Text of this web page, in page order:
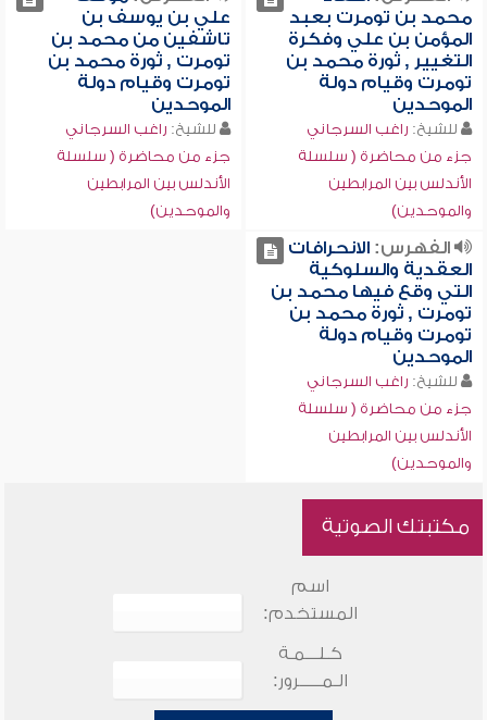
محمد بن تومرت بعبد
المؤمن بن علي وفكرة
التغيير , ثورة محمد بن
تومرت وقيام دولة
الموحدين
للشيخ: راغب السرجاني
جزء من محاضرة ( سلسلة
الأندلس بين المرابطين
والموحدين)
علي بن يوسف بن
تاشفين من محمد بن
تومرت , ثورة محمد بن
تومرت وقيام دولة
الموحدين
للشيخ: راغب السرجاني
جزء من محاضرة ( سلسلة
الأندلس بين المرابطين
والموحدين)
الفهرس:الانحرافات
العقدية والسلوكية
التي وقع فيها محمد بن
تومرت , ثورة محمد بن
تومرت وقيام دولة
الموحدين
للشيخ: راغب السرجاني
جزء من محاضرة ( سلسلة
الأندلس بين المرابطين
والموحدين)
مكتبتك الصوتية
اسم
المستخدم:
كـلـــمـة
الـمـــــرور: